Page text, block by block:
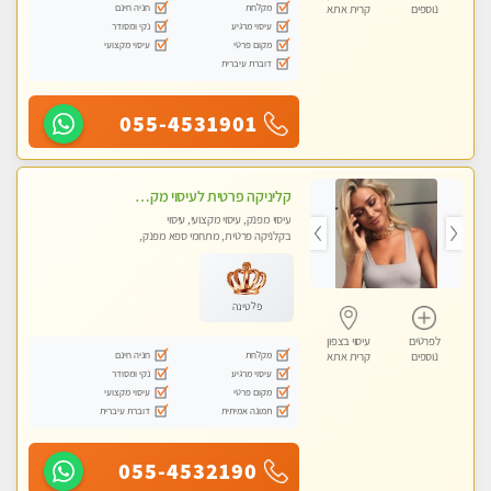
נוספים
קרית אתא
מקלחת
חניה חינם
עיסוי מרגיע
נקי ומסודר
מקום פרטי
עיסוי מקצועי
דוברת עיברית
055-4531901
לפרטים
נוספים
עיסוי בצפון
קרית אתא
קליניקה פרטית לעיסוי מקצועי ואלטרנטיבי ברמה גבוהה VIP תתקשר ..... highly recommended..new in the city
עיסוי מפנק, עיסוי מקצועי, עיסוי
בקלניקה פרטית, מתחמי ספא מפנק,
טנטרה, עיסוי מגבר לגבר, עיסוי מגבר
לאישה
פלטינה
מקלחת
חניה חינם
עיסוי מרגיע
נקי ומסודר
מקום פרטי
עיסוי מקצועי
תמונה אמיתית
דוברת עיברית
055-4532190